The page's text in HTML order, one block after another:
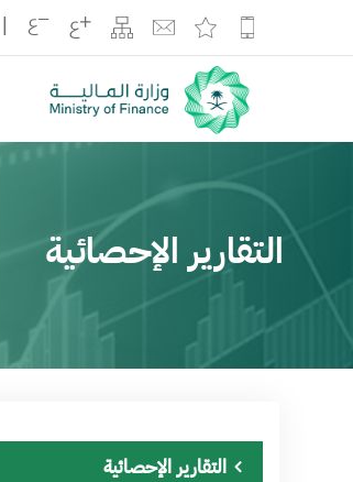
التقارير الإحصائية
التقارير الإحصائية